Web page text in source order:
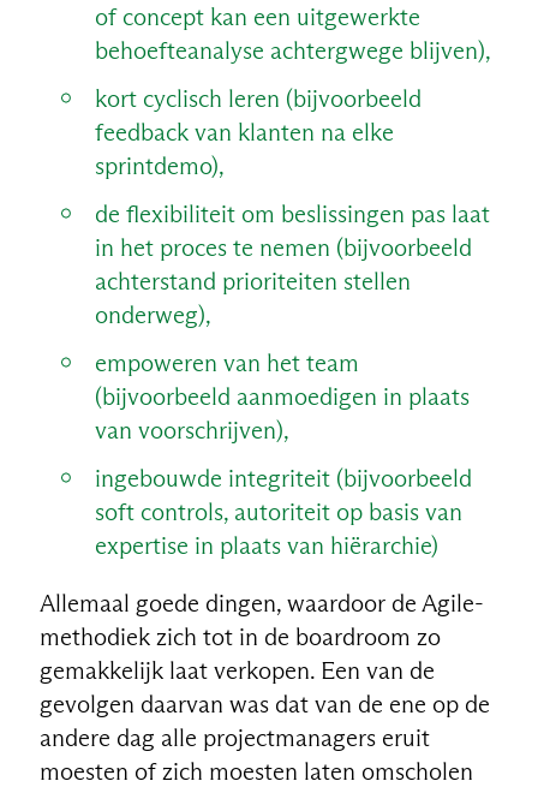
of concept kan een uitgewerkte
behoefteanalyse achtergwege blijven),
kort cyclisch leren (bijvoorbeeld
feedback van klanten na elke
sprintdemo),
de flexibiliteit om beslissingen pas laat
in het proces te nemen (bijvoorbeeld
achterstand prioriteiten stellen
onderweg),
empoweren van het team
(bijvoorbeeld aanmoedigen in plaats
van voorschrijven),
ingebouwde integriteit (bijvoorbeeld
soft controls, autoriteit op basis van
expertise in plaats van hiërarchie)
Allemaal goede dingen, waardoor de Agile-
methodiek zich tot in de boardroom zo
gemakkelijk laat verkopen. Een van de
gevolgen daarvan was dat van de ene op de
andere dag alle projectmanagers eruit
moesten of zich moesten laten omscholen